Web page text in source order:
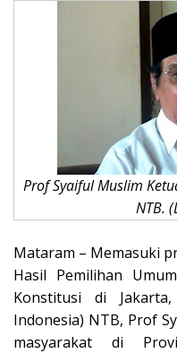
Prof Syaiful Muslim
NTB.
Mataram – Memasuki
Hasil Pemilihan
Konstitusi di
Indonesia) NTB, Prof
masyarakat di